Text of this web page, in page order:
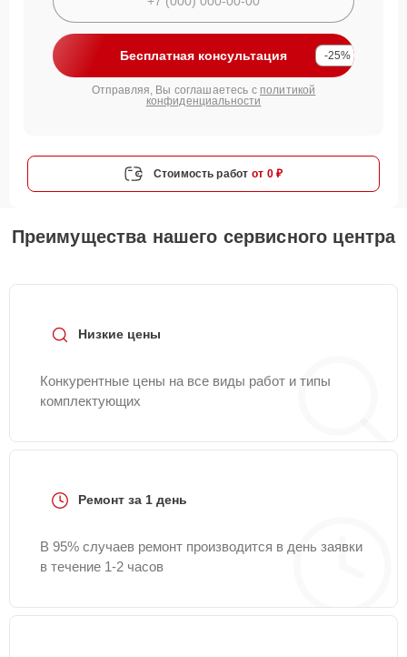
Бесплатная консультация -25%
Отправляя, Вы соглашаетесь с политикой
конфиденциальности
Стоимость работ от 0 ₽
Преимущества нашего сервисного центра
Низкие цены
Конкурентные цены на все виды работ и типы
комплектующих
Ремонт за 1 день
В 95% случаев ремонт производится в день заявки
в течение 1-2 часов